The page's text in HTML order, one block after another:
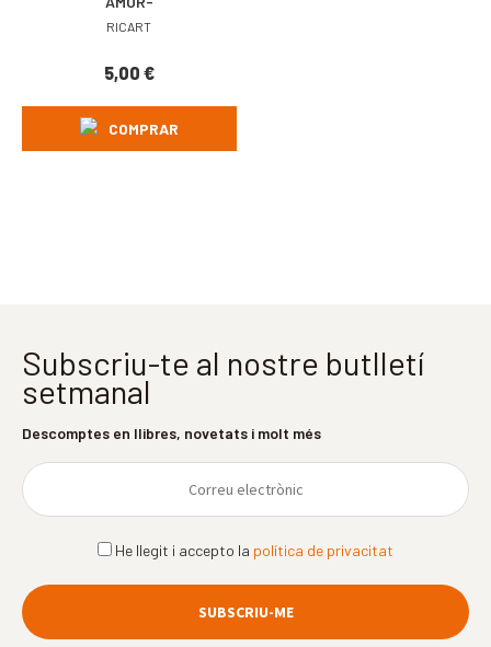
RICART
5,00 €
COMPRAR
Subscriu-te al nostre butlletí
setmanal
Descomptes en llibres, novetats i molt més
He llegit i accepto la política de privacitat